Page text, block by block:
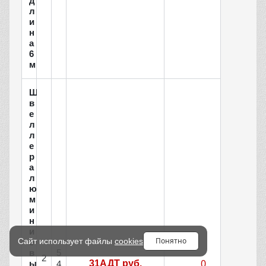
л
и
н
а
6
м
Ш
в
е
л
л
е
р
а
л
ю
м
и
н
е
ы
2
4
31АДТ руб.
Сайт использует файлы cookies Понятно